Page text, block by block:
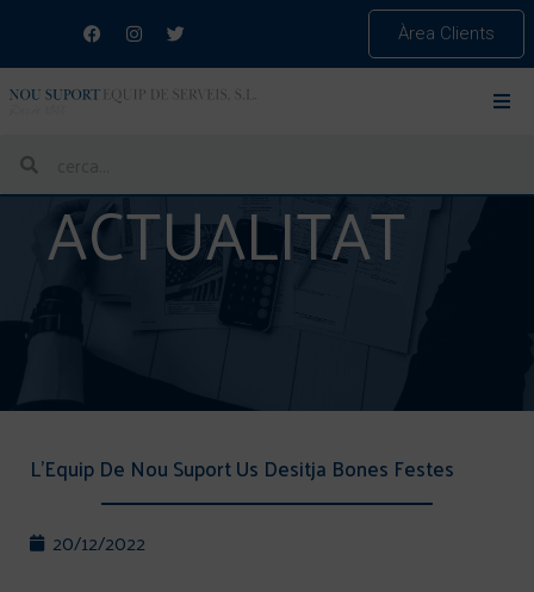
Àrea Clients
ACTUALITAT
L’Equip De Nou Suport Us Desitja Bones Festes
20/12/2022